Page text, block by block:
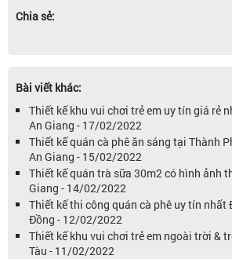
Chia sẻ:
Bài viết khác:
Thiết kế khu vui chơi trẻ em uy tín giá rẻ
An Giang - 17/02/2022
Thiết kế quán cà phê ăn sáng tại Thành
An Giang - 15/02/2022
Thiết kế quán trà sữa 30m2 có hình ảnh
Giang - 14/02/2022
Thiết kế thi công quán cà phê uy tín nhất
Đồng - 12/02/2022
Thiết kế khu vui chơi trẻ em ngoài trời &
Tàu - 11/02/2022